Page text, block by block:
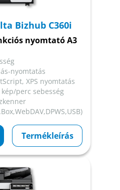
Bizhub C360i
nyomtató A3
nyomtatás
XPS nyomtatás
perc sebesség
Termékleírás